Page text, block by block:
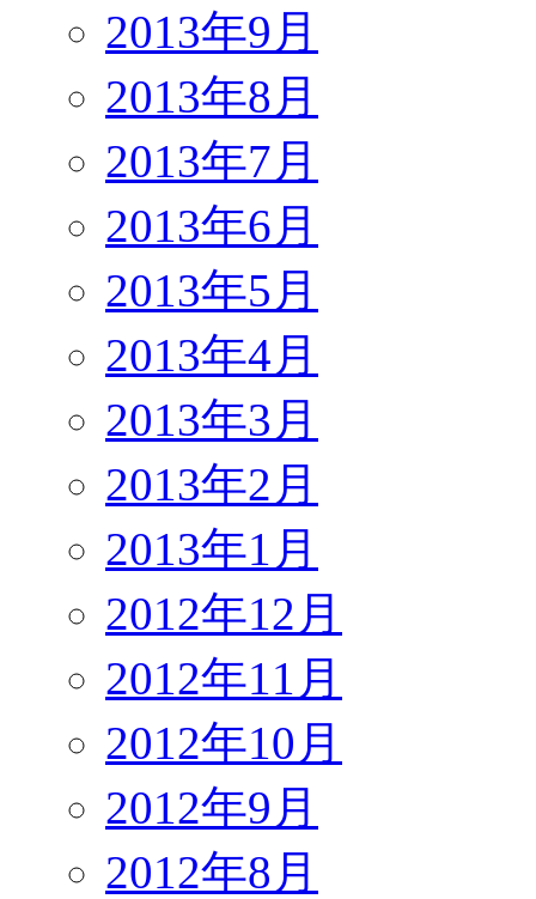
2013年9月
2013年8月
2013年7月
2013年6月
2013年5月
2013年4月
2013年3月
2013年2月
2013年1月
2012年12月
2012年11月
2012年10月
2012年9月
2012年8月